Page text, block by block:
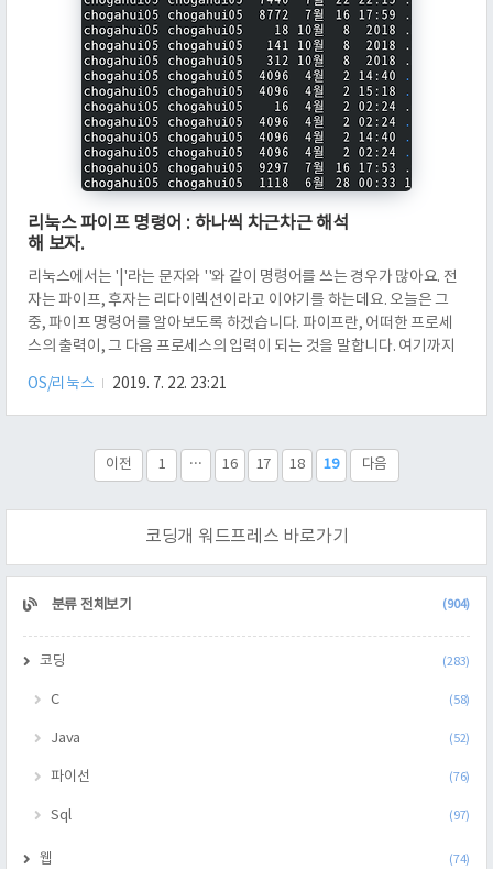
리눅스 파이프 명령어 : 하나씩 차근차근 해석
해 보자.
리눅스에서는 '|'라는 문자와 ''와 같이 명령어를 쓰는 경우가 많아요. 전
자는 파이프, 후자는 리다이렉션이라고 이야기를 하는데요. 오늘은 그
중, 파이프 명령어를 알아보도록 하겠습니다. 파이프란, 어떠한 프로세
스의 출력이, 그 다음 프로세스의 입력이 되는 것을 말합니다. 여기까지
니다. 먼저, 현재 디렉토리에 있는 모든 파일과 디렉토리를 이름 오름차
순으로 9개만 자세히 보는 명령을 작성해 봅시다. 아니, 이게 무슨 끔찍
까요? 현재 디렉토리에 있는 파일 목록 모두를 자세히 출력해야 합니다.
이것은 ls -al로 할 수 있어요. 다음에, 이 결과값을 이용해서, ..
OS/리눅스 2019. 7. 22. 23:21
이전 1 ··· 16 17 18 19 다음
코딩개 워드프레스 바로가기
CATEGORY
분류 전체보기 (904)
코딩 (283)
C (58)
Java (52)
파이선 (76)
Sql (97)
웹 (74)